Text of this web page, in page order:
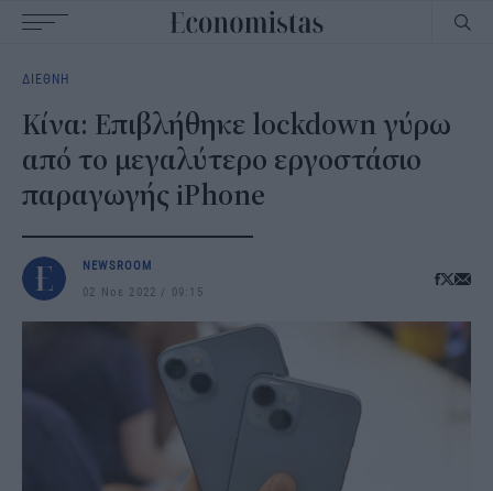
navigation
ΔΙΕΘΝΗ
Κίνα: Επιβλήθηκε lockdown γύρω
από το μεγαλύτερο εργοστάσιο
παραγωγής iPhone
NEWSROOM
02 Νοε 2022
09:15